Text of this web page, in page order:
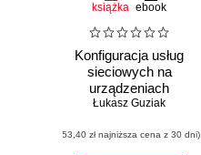
książka ebook
Konfiguracja usług
sieciowych na
urządzeniach
MikroTik.
sieci
Łukasz Guziak
(53,40 zł najniższa cena z 30 dni)